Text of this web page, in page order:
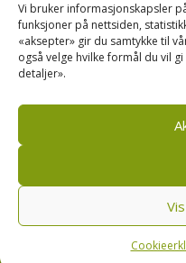
Vi bruker informasjonskapsler
funksjoner på nettsiden,
«aksepter» gir du samtykke til
også velge hvilke formål du vil
detaljer».Kusignal
Bondevennen SA, Pb